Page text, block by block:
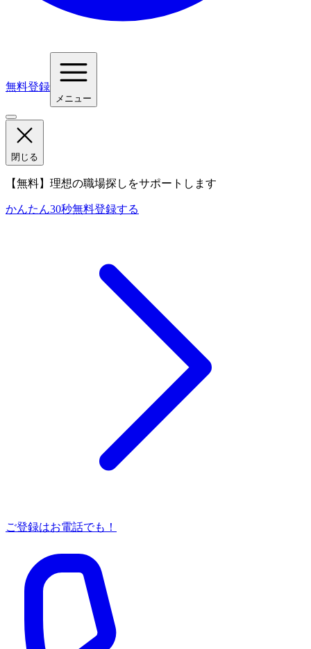
無料登録
メニュー
閉じる
【無料】理想の職場探しをサポートします
かんたん30秒無料登録する
ご登録はお電話でも！